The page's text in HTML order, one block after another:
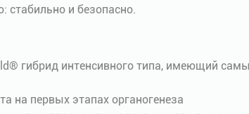
стабильно и безопасно.
гибрид интенсивного типа, имеющий
на первых этапах органогенеза